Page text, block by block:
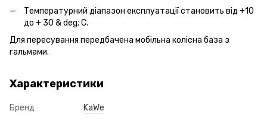
Температурний діапазон експлуатації становить від +10
до + 30 & deg; C.
Для пересування передбачена мобільна колісна база з
гальмами.
Характеристики
Бренд KaWe